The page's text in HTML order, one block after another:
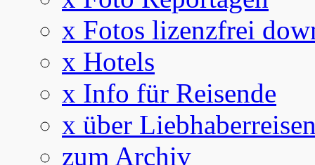
x Fotos lizenzfrei
x Hotels
x Info für Reisende
x über
zum Archiv